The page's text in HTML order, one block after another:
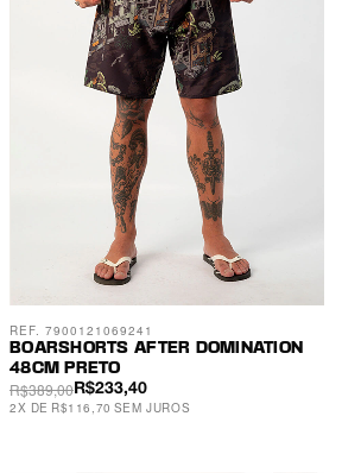
BOARSHORTS AFTER DOMINATION
48CM PRETO
R$233,40
R$389,00
2X DE R$116,70 SEM JUROS
REF. 7900121069241